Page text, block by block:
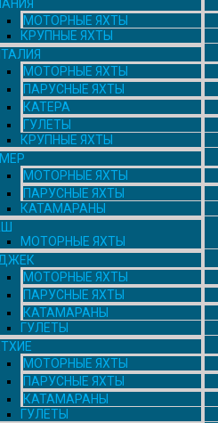
МОТОРНЫЕ ЯХТЫ
КРУПНЫЕ ЯХТЫ
МОТОРНЫЕ ЯХТЫ
ПАРУСНЫЕ ЯХТЫ
КАТЕРА
ГУЛЕТЫ
КРУПНЫЕ ЯХТЫ
МОТОРНЫЕ ЯХТЫ
ПАРУСНЫЕ ЯХТЫ
КАТАМАРАНЫ
МОТОРНЫЕ ЯХТЫ
МОТОРНЫЕ ЯХТЫ
ПАРУСНЫЕ ЯХТЫ
КАТАМАРАНЫ
ГУЛЕТЫ
МОТОРНЫЕ ЯХТЫ
ПАРУСНЫЕ ЯХТЫ
КАТАМАРАНЫ
ГУЛЕТЫ